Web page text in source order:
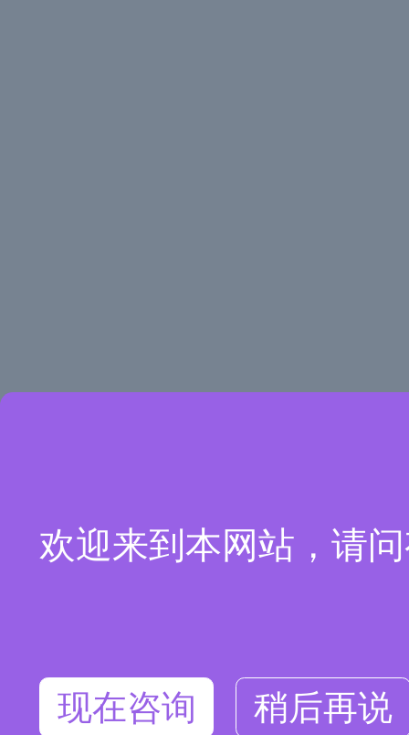
欢迎来到本网站，请
现在咨询 稍后再说